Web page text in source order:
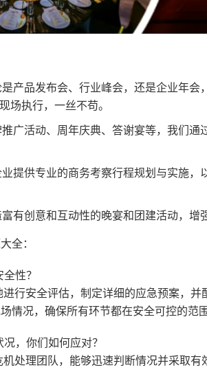
产品发布会、行业峰会，还是企业年会
场执行，一丝不苟。
推广活动、周年庆典、答谢宴等，我们通
业提供专业的商务考察行程规划与实施，
有创意和互动性的晚宴和团建活动，增
全：
性？
行安全评估，制定详细的应急预案，
情况，确保所有环节都在安全可控的范
，你们如何应对？
处理团队，能够迅速判断情况并采取